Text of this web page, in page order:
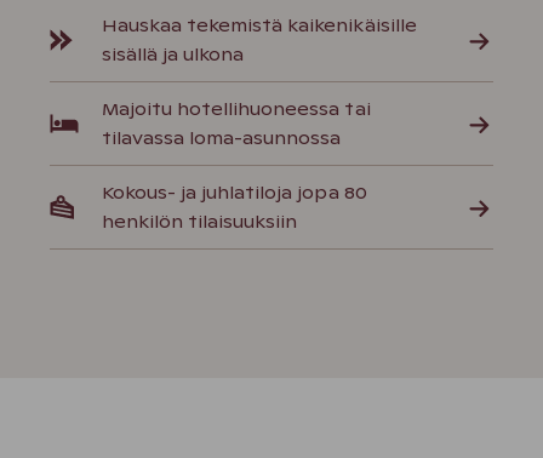
Hauskaa tekemistä kaikenikäisille
sisällä ja ulkona
Majoitu hotellihuoneessa tai
tilavassa loma-asunnossa
Kokous- ja juhlatiloja jopa 80
henkilön tilaisuuksiin